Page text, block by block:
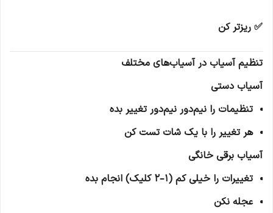
✅ ریزتر کن
تنظیم آسیاب در آسیاب‌های مختلف
آسیاب دستی
تنظیمات را نیم‌دور نیم‌دور تغییر بده
هر تغییر را با یک شات تست کن
آسیاب برقی خانگی
تغییرات را خیلی کم (1–2 کلیک) انجام بده
عجله نکن